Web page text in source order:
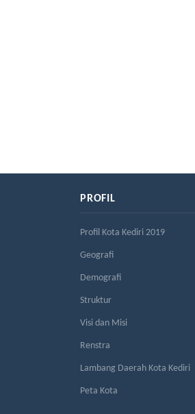
PROFIL
Profil Kota Kediri 2019
Geografi
Demografi
Struktur
Visi dan Misi
Renstra
Lambang Daerah Kota Kediri
Peta Kota